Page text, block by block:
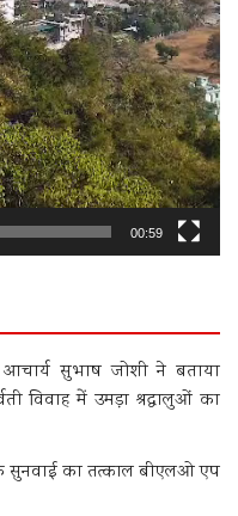
00:59
सुभाष जोशी ने बताया
विवाह में उमड़ा श्रद्धालुओं का
सुनवाई का तत्काल बीएलओ एप